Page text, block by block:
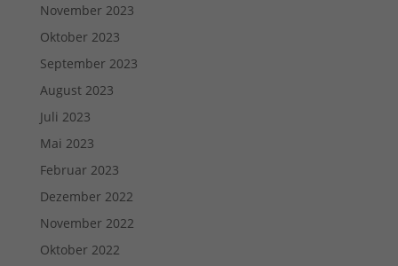
November 2023
Oktober 2023
September 2023
August 2023
Juli 2023
Mai 2023
Februar 2023
Dezember 2022
November 2022
Oktober 2022